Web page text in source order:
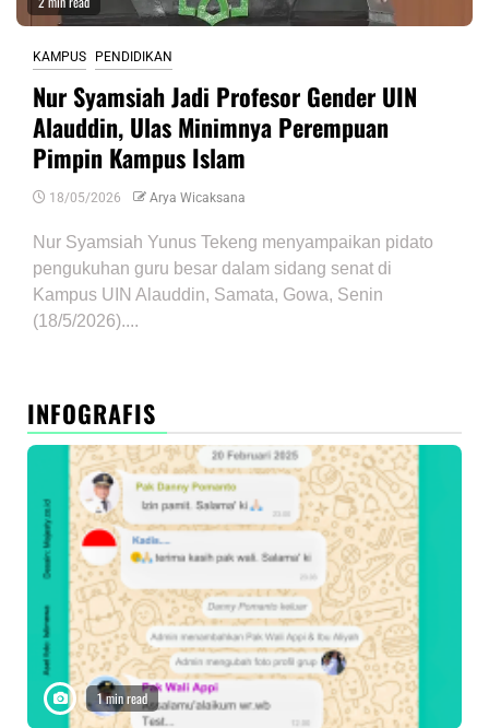
KAMPUS PENDIDIKAN
Nur Syamsiah Jadi Profesor Gender UIN
Alauddin, Ulas Minimnya Perempuan
Pimpin Kampus Islam
18/05/2026 Arya Wicaksana
Nur Syamsiah Yunus Tekeng menyampaikan pidato
pengukuhan guru besar dalam sidang senat di
Kampus UIN Alauddin, Samata, Gowa, Senin
(18/5/2026)....
INFOGRAFIS
1 min read